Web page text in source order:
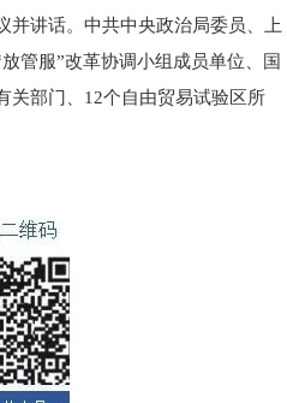
讲话。中共中央政治局委员、上
管服”改革协调小组成员单位、国
关部门、12个自由贸易试验区所